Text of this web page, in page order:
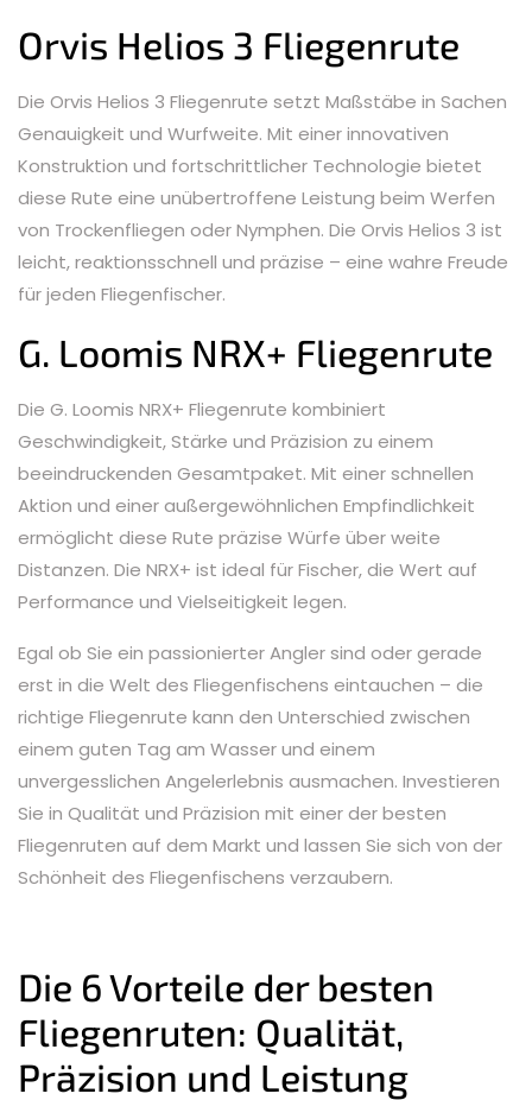
Orvis Helios 3 Fliegenrute
Die Orvis Helios 3 Fliegenrute setzt Maßstäbe in Sachen
Genauigkeit und Wurfweite. Mit einer innovativen
Konstruktion und fortschrittlicher Technologie bietet
diese Rute eine unübertroffene Leistung beim Werfen
von Trockenfliegen oder Nymphen. Die Orvis Helios 3 ist
leicht, reaktionsschnell und präzise – eine wahre Freude
für jeden Fliegenfischer.
G. Loomis NRX+ Fliegenrute
Die G. Loomis NRX+ Fliegenrute kombiniert
Geschwindigkeit, Stärke und Präzision zu einem
beeindruckenden Gesamtpaket. Mit einer schnellen
Aktion und einer außergewöhnlichen Empfindlichkeit
ermöglicht diese Rute präzise Würfe über weite
Distanzen. Die NRX+ ist ideal für Fischer, die Wert auf
Performance und Vielseitigkeit legen.
Egal ob Sie ein passionierter Angler sind oder gerade
erst in die Welt des Fliegenfischens eintauchen – die
richtige Fliegenrute kann den Unterschied zwischen
einem guten Tag am Wasser und einem
unvergesslichen Angelerlebnis ausmachen. Investieren
Sie in Qualität und Präzision mit einer der besten
Fliegenruten auf dem Markt und lassen Sie sich von der
Schönheit des Fliegenfischens verzaubern.
Die 6 Vorteile der besten
Fliegenruten: Qualität,
Präzision und Leistung